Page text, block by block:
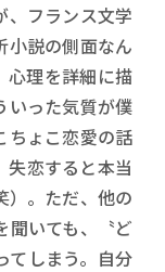
、フランス文学
小説の側面なん
心理を詳細に描
いった気質が僕
ちょこ恋愛の話
失恋すると本当
）。ただ、他の
聞いても、〝ど
てしまう。自分